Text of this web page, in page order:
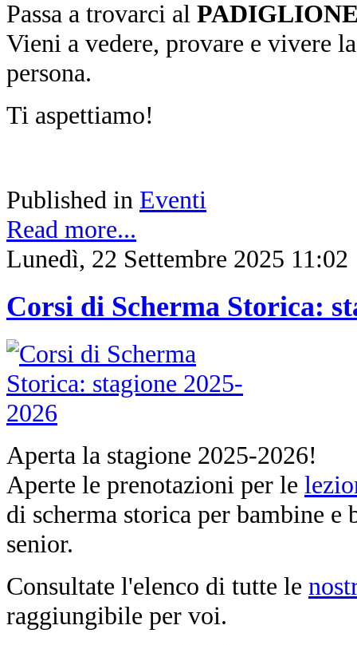
Passa a trovarci al
Vieni a vedere, provare e vivere
persona.
Ti aspettiamo!
Published in Eventi
Read more...
Lunedì, 22 Settembre 2025 11:02
Corsi di Scherma Storica:
Aperta la stagione 2025-2026!
Aperte le prenotazioni per le
di scherma storica per bambine e
senior.
Consultate l'elenco di tutte le
raggiungibile per voi.